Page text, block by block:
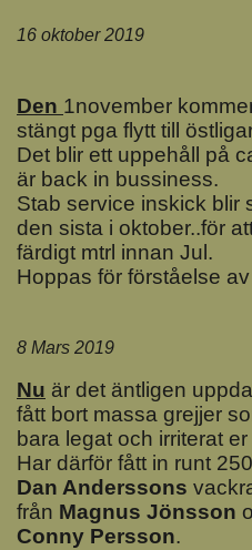
16 oktober 2019
Den 1november
stängt pga flytt till
Det blir ett uppehåll på
är back in bussiness.
Stab service inskick blir
den sista i oktober..för
färdigt mtrl innan Jul.
Hoppas för förståelse
8 Mars 2019
Nu är det äntligen
fått bort massa grejjer
bara legat och irriterat
Har därför fått in runt
Dan Anderssons
från Magnus Jönsson
Conny Persson.